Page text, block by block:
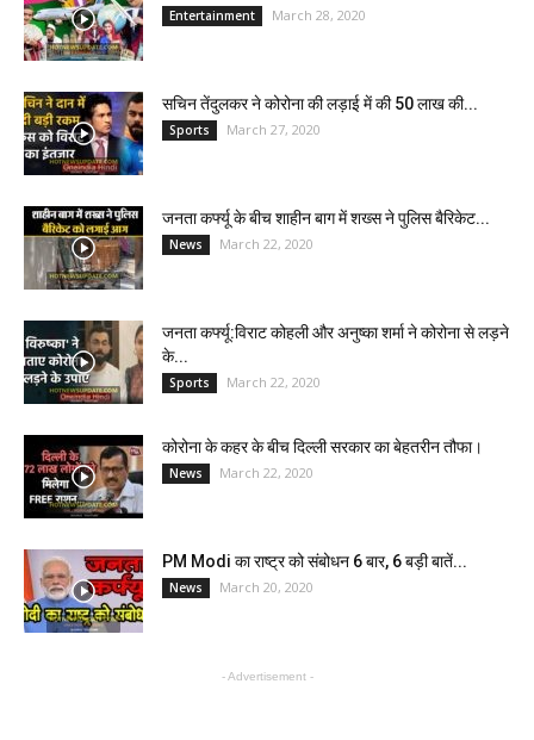
Entertainment March 28, 2020
सचिन तेंदुलकर ने कोरोना की लड़ाई में की 50 लाख की...
Sports March 27, 2020
जनता कर्फ्यू के बीच शाहीन बाग में शख्स ने पुलिस बैरिकेट...
News March 22, 2020
जनता कर्फ्यू:विराट कोहली और अनुष्का शर्मा ने कोरोना से लड़ने
के...
Sports March 22, 2020
कोरोना के कहर के बीच दिल्ली सरकार का बेहतरीन तौफा।
News March 22, 2020
PM Modi का राष्ट्र को संबोधन 6 बार, 6 बड़ी बातें...
News March 20, 2020
- Advertisement -